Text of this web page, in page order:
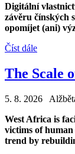
Digitální
závěru čínských
opomíjet (ani)
Číst dále
The Scale
5. 8. 2026
West Africa is
victims of
trend by